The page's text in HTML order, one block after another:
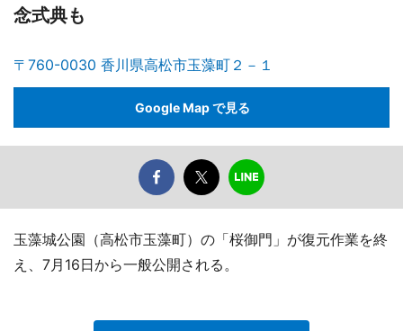
念式典も
〒760-0030 香川県高松市玉藻町２－１
Google Map で見る
玉藻城公園（高松市玉藻町）の「桜御門」が復元作業を終
え、7月16日から一般公開される。